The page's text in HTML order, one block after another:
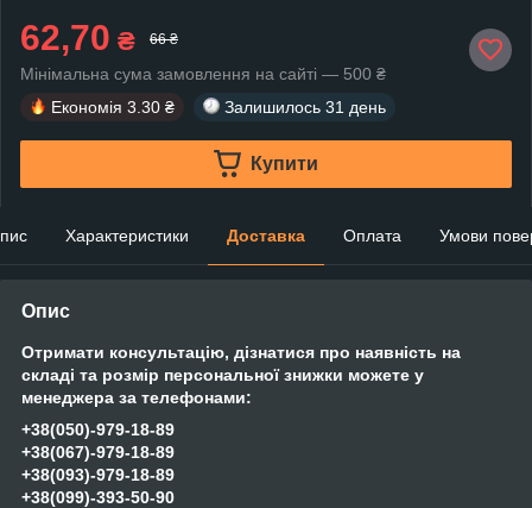
62,70 ₴ 66 ₴
Мінімальна сума замовлення на сайті — 500 ₴
Економія 3.30 ₴ Залишилось 31 день
Купити
Характеристики Доставка Оплата Умови
Опис
Отримати консультацію, дізнатися про наявність на
складі та розмір персональної знижки можете у
менеджера за телефонами:
+38(050)-979-18-89
+38(067)-979-18-89
+38(093)-979-18-89
+38(099)-393-50-90